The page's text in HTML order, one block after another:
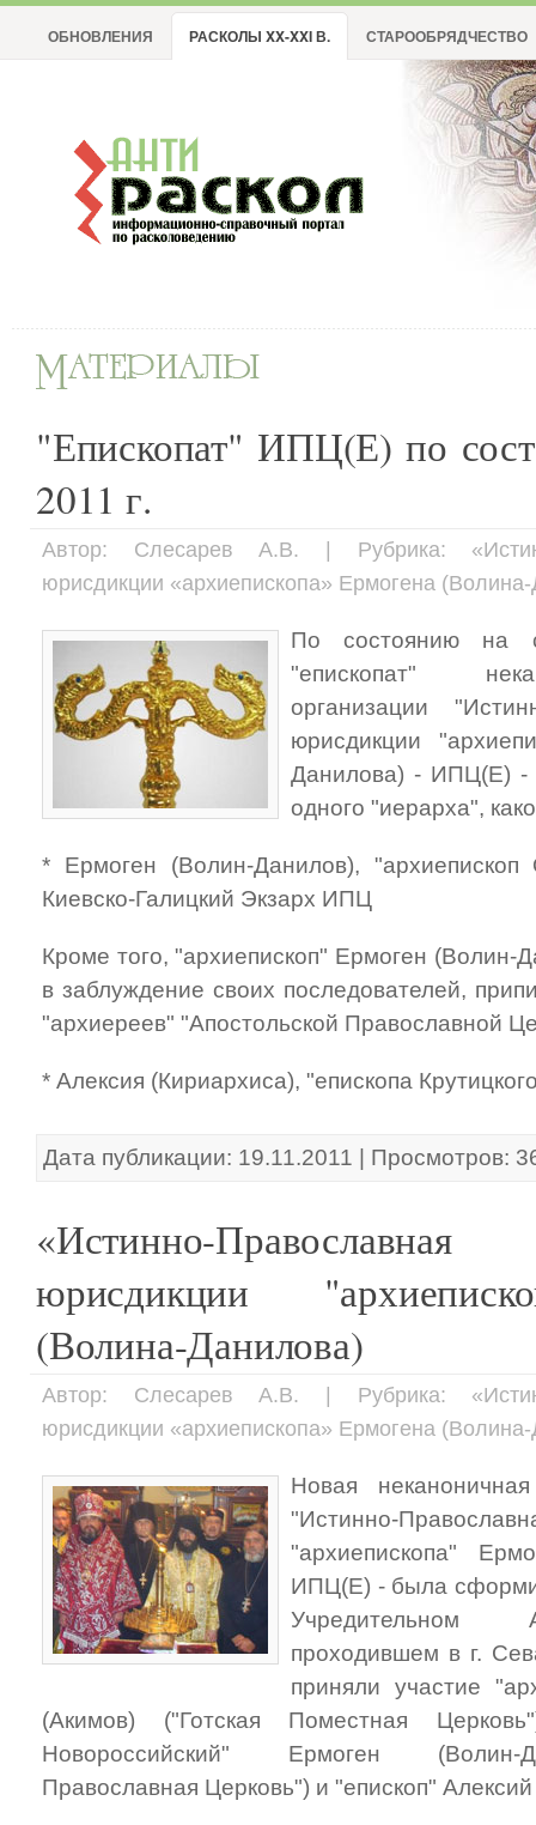
ОБНОВЛЕНИЯ РАСКОЛЫ XX-XXI В. СТАРООБРЯДЧЕСТВО
"Епископат" ИПЦ(Е) по
2011 г.
Автор: Слесарев А.В. | Рубрика:
юрисдикции «архиепископа» Ермогена
По состоянию на
"епископат"
организации
юрисдикции
Данилова) - ИПЦ(Е) -
одного "иерарха",
* Ермоген (Волин-Данилов), "архиепископ
Киевско-Галицкий Экзарх ИПЦ
Кроме того, "архиепископ" Ермоген (Волин-
в заблуждение своих последователей,
"архиереев" "Апостольской Православной
* Алексия (Кириархиса), "епископа
Дата публикации: 19.11.2011 | Просмотров:
«Истинно-
юрисдикции
(Волина-Данилова)
Автор: Слесарев А.В. | Рубрика:
юрисдикции «архиепископа» Ермогена
Новая
"Истинно-
"архиепископа"
ИПЦ(Е) - была
Учредительном
проходившем в г.
приняли участие
(Акимов) ("Готская Поместная
Новороссийский" Ермоген (Волин-
Православная Церковь") и "епископ"